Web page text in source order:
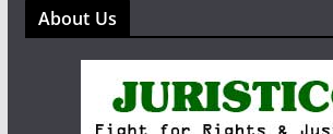
About Us